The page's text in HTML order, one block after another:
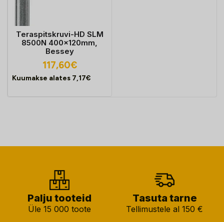
Teraspitskruvi-HD SLM
8500N 400x120mm,
Bessey
117,60€
Kuumakse alates 7,17€
Palju tooteid
Üle 15 000 toote
Tasuta tarne
Tellimustele al 150 €